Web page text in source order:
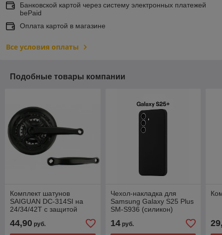
Банковской картой через систему электронных платежей
bePaid
Оплата картой в магазине
Все условия оплаты
Подобные товары компании
Комплект шатунов
SAIGUAN DC-314SI на
24/34/42T с защитой
44,90 руб.
Чехол-накладка для
Samsung Galaxy S25 Plus
SM-S936 (силикон)
камеры
14руб.